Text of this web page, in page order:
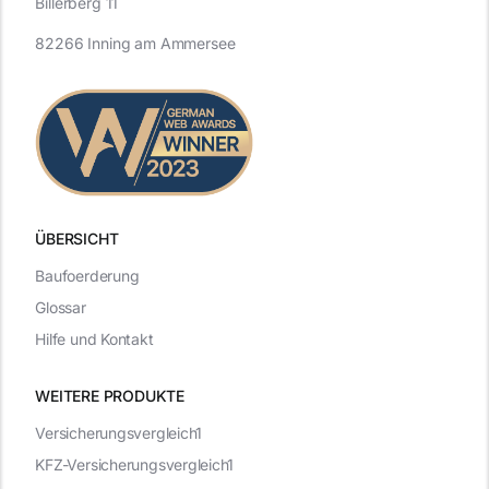
ÜBERSICHT
WEITERE PRODUKTE
Versicherungsvergleich1
KFZ-Versicherungsvergleich1
82266 Inning am Ammersee
Baufoerderung
Glossar
Hilfe und Kontakt